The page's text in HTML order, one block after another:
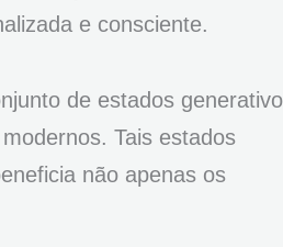
e consciente.
de estados
Tais estados
não apenas os